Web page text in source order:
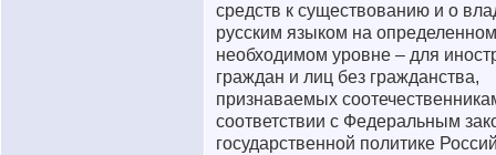
средств к существованию и о
русским языком на определенном
необходимом уровне – для
граждан и лиц без гражданства,
признаваемых
соответствии с Федеральным
государственной политике